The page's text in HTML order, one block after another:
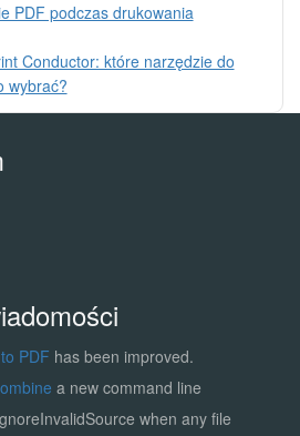
PDF podczas drukowania
Conductor: które narzędzie do
wybrać?
PDF has been improved.
a new command line
when any file